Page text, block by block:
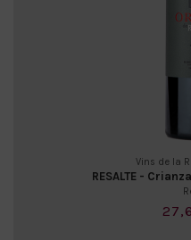
Vins de la
RESALTE -